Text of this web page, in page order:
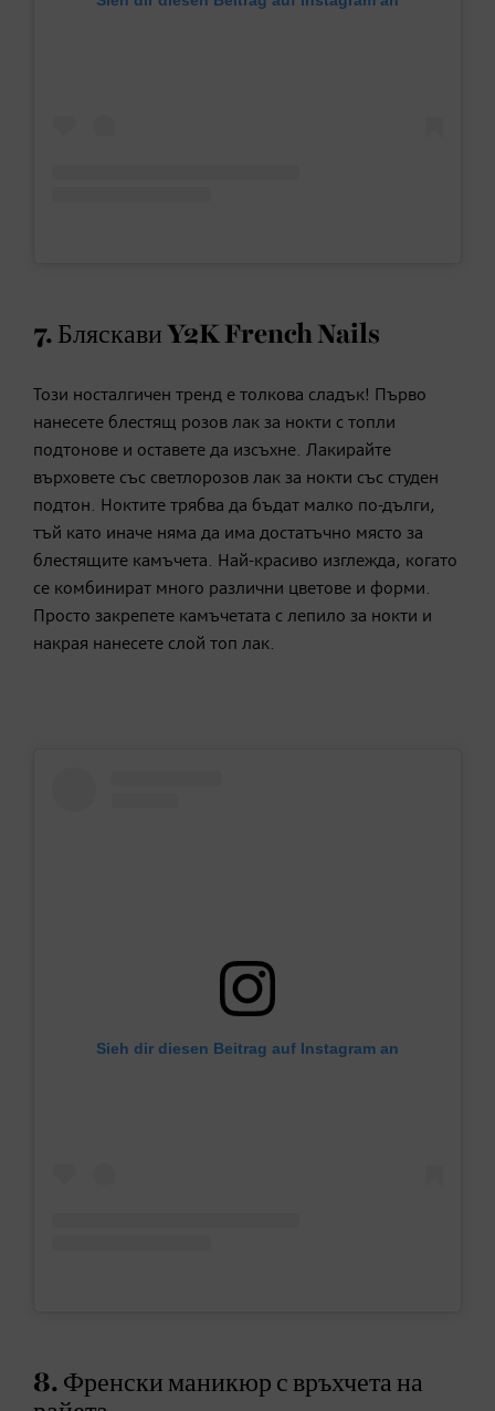
7. Бляскави Y2K French Nails
Този носталгичен тренд е толкова сладък! Първо
нанесете блестящ розов лак за нокти с топли
подтонове и оставете да изсъхне. Лакирайте
върховете със светлорозов лак за нокти със студен
подтон. Ноктите трябва да бъдат малко по-дълги,
тъй като иначе няма да има достатъчно място за
блестящите камъчета. Най-красиво изглежда, когато
се комбинират много различни цветове и форми.
Просто закрепете камъчетата с лепило за нокти и
накрая нанесете слой топ лак.
Sieh dir diesen Beitrag auf Instagram an
8. Френски маникюр с връхчета на